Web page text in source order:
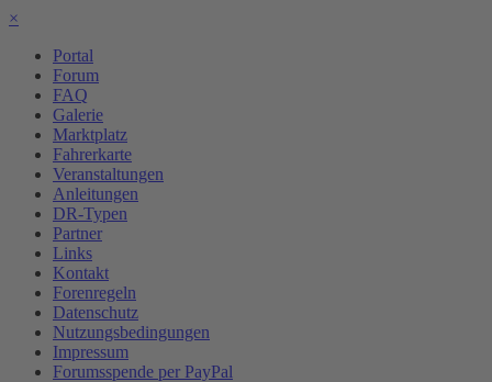
×
Portal
Forum
FAQ
Galerie
Marktplatz
Fahrerkarte
Veranstaltungen
Anleitungen
DR-Typen
Partner
Links
Kontakt
Forenregeln
Datenschutz
Nutzungsbedingungen
Impressum
Forumsspende per PayPal